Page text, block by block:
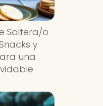
Soltera/o
y
una